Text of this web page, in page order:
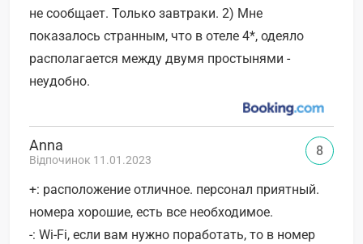
не сообщает. Только завтраки. 2) Мне
показалось странным, что в отеле 4*, одеяло
располагается между двумя простынями -
неудобно.
Anna
Відпочинок 11.01.2023
+: расположение отличное. персонал приятный.
номера хорошие, есть все необходимое.
-: Wi-Fi, если вам нужно поработать, то в номер
8